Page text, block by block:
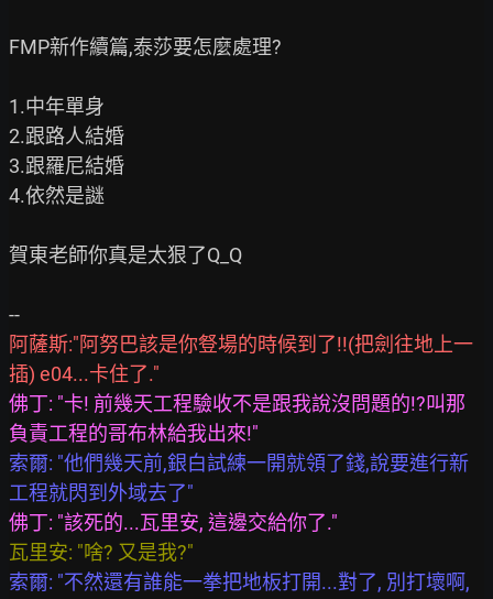
FMP新作續篇,泰莎要怎麼處理?
1.中年單身
2.跟路人結婚
3.跟羅尼結婚
4.依然是謎
賀東老師你真是太狠了Q_Q
阿薩斯:"阿努巴該是你豋場的時候到了!!(把劍往地上一
佛丁: "卡! 前幾天工程驗收不是跟我說沒問題的!?叫那
索爾: "他們幾天前,銀白試練一開就領了錢,說要進行新
索爾: "不然還有誰能一拳把地板打開...對了, 別打壞啊,